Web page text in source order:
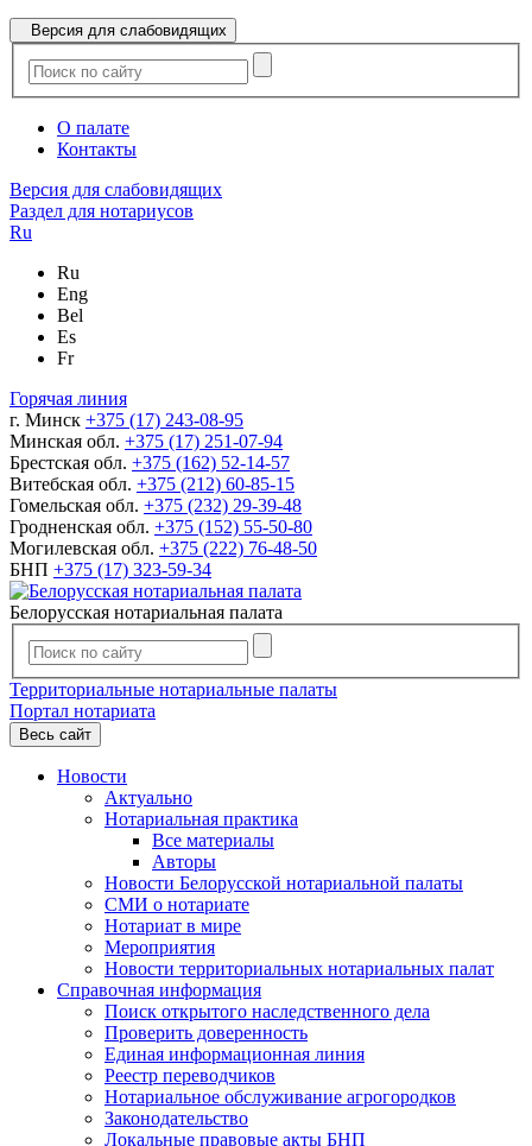
Версия для слабовидящих
О палате
Контакты
Версия для слабовидящих
Раздел для нотариусов
Ru
Ru
Eng
Bel
Es
Fr
Горячая линия
г. Минск +375 (17) 243-08-95
Минская обл. +375 (17) 251-07-94
Брестская обл. +375 (162) 52-14-57
Витебская обл. +375 (212) 60-85-15
Гомельская обл. +375 (232) 29-39-48
Гродненская обл. +375 (152) 55-50-80
Могилевская обл. +375 (222) 76-48-50
БНП +375 (17) 323-59-34
Белорусская нотариальная палата
Территориальные нотариальные палаты
Портал нотариата
Весь сайт
Новости
Актуально
Нотариальная практика
Все материалы
Авторы
Новости Белорусской нотариальной палаты
СМИ о нотариате
Нотариат в мире
Мероприятия
Новости территориальных нотариальных палат
Справочная информация
Поиск открытого наследственного дела
Проверить доверенность
Единая информационная линия
Реестр переводчиков
Нотариальное обслуживание агрогородков
Законодательство
Локальные правовые акты БНП